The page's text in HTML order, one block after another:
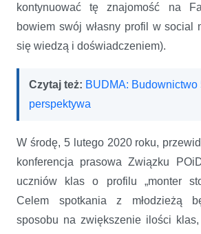
kontynuować tę znajomość na
bowiem swój własny profil w social
się wiedzą i doświadczeniem).
Czytaj też: BUDMA: Budownictwo
perspektywa
W środę, 5 lutego 2020 roku,
konferencja prasowa Związku
uczniów klas o profilu „monter
Celem spotkania z młodzieżą
sposobu na zwiększenie ilości klas,